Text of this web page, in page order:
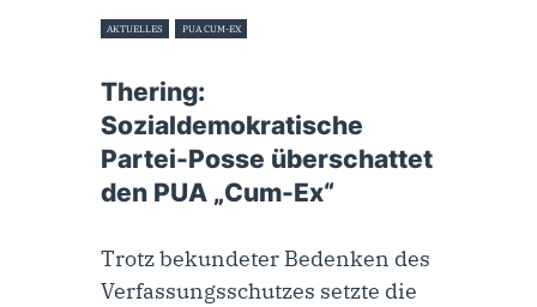
AKTUELLES PUA CUM-EX
Thering:
Sozialdemokratische
Partei-Posse überschattet
den PUA „Cum-Ex“
Trotz bekundeter Bedenken des
Verfassungsschutzes setzte die